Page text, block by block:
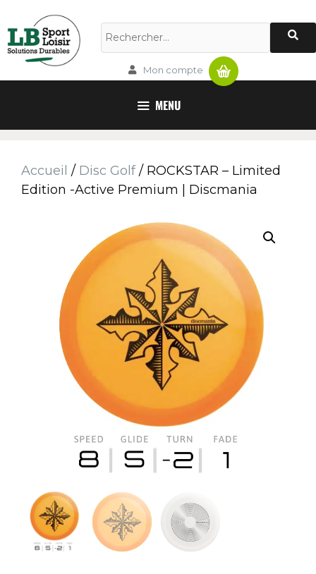
Mon compte Panier
MENU
Accueil / Disc Golf/ ROCKSTAR – Limited
Edition -Active Premium | Discmania